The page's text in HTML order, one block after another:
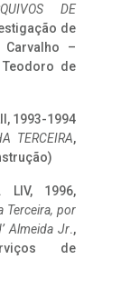
DE
de
–
de
1993-1994
TERCEIRA,
LIV, 1996,
Terceira, por
Almeida Jr.,
de